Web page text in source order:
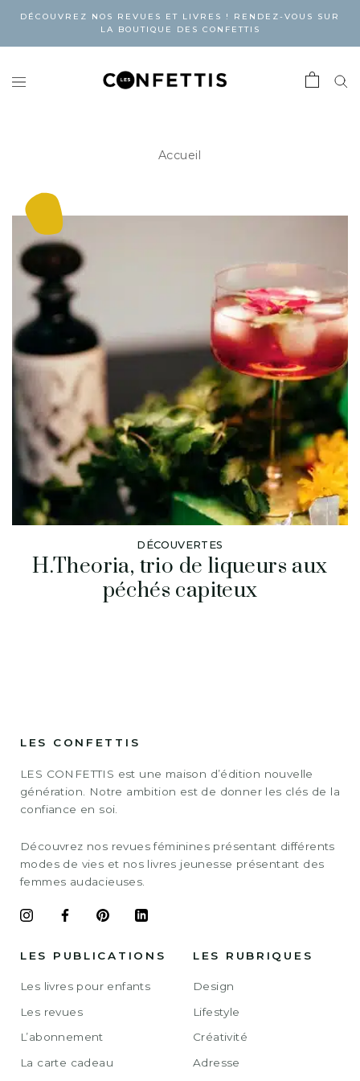
DÉCOUVREZ NOS REVUES ET LIVRES ! RENDEZ-VOUS SUR
LA BOUTIQUE DES CONFETTIS
Accueil
DÉCOUVERTES
H.Theoria, trio de liqueurs aux
péchés capiteux
LES CONFETTIS
LES CONFETTIS est une maison d’édition nouvelle
génération. Notre ambition est de donner les clés de la
confiance en soi.
Découvrez nos revues féminines présentant différents
modes de vies et nos livres jeunesse présentant des
femmes audacieuses.
LES PUBLICATIONS
Les livres pour enfants
Les revues
L’abonnement
La carte cadeau
LES RUBRIQUES
Design
Lifestyle
Créativité
Adresse